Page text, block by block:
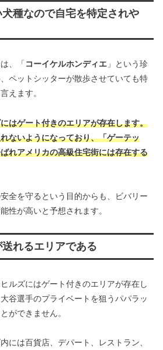
種なので自宅を特定されや
、「 コーイケルホンディエ 」という珍
ペットシッターが散歩させていても特
えます。
はゲート付きのエリアが存在します。
ないようになっており、「ゲーテッ
れアメリカの高級住宅街には存在する
全を守るという目的からも、ビバリー
性が高いと予想されます。
れるエリアである
ルズにはゲート付きのエリアが存在し
谷選手のプライベートを狙うパパラッ
ができません。
には百貨店、デパート、レストラン、